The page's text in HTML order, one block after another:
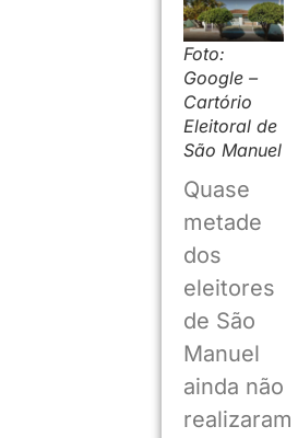
Foto:
Google –
Cartório
Eleitoral de
São Manuel
Quase
metade
dos
eleitores
de São
Manuel
ainda não
realizaram